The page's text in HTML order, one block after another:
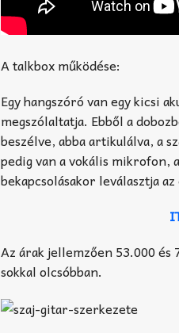
A talkbox működése:
Egy hangszóró van egy kicsi
megszólaltatja. Ebből a
beszélve, abba artikulálva, a
pedig van a vokális
bekapcsolásakor leválasztja
Az árak jellemzően 53.000
sokkal olcsóbban.